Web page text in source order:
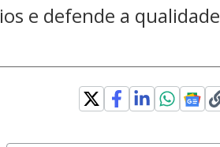
e defende a qualidade